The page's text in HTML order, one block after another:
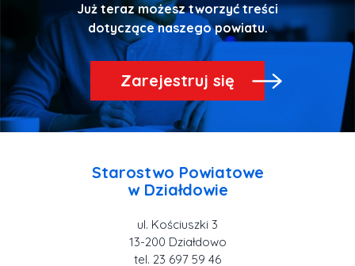
Już teraz możesz tworzyć treści
dotyczące naszego powiatu.
Zarejestruj się
Starostwo Powiatowe
ul. Kościuszki 3
tel. 23 697 59 46